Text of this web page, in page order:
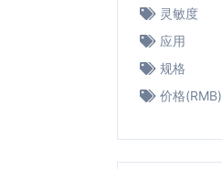
灵敏度
应用
规格
价格(RMB)